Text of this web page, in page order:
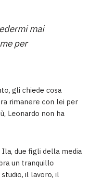
mai
per
gli chiede cosa
rimanere con lei per
Leonardo non ha
Ila, due figli della media
un tranquillo
il lavoro, il